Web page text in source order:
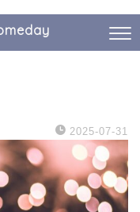
2025-07-31